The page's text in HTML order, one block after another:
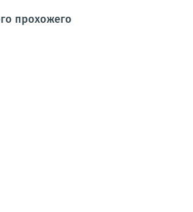
прохожего